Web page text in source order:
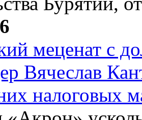
меценат с
Вячеслав
налоговых